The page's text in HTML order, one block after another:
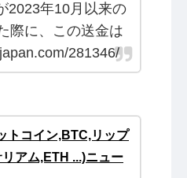
2023年10月以来の
際に、この送金は
281346/
トコイン,BTC,リップ
アム,ETH ...)ニュー